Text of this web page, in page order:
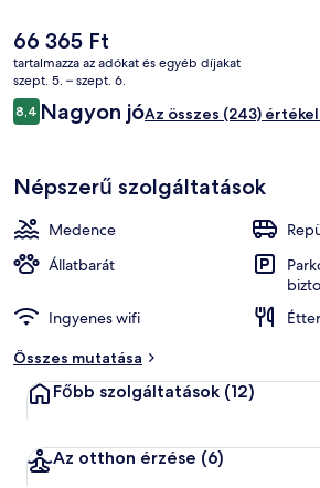
szauna és gyermekmedence jóvoltából még
imádják a hely következó jellemzőit:
A
jelenlegi
ár
66 365 Ft
66 365 Ft
tartalmazza az adókat és egyéb díjakat
szept. 5. – szept. 6.
Értékelések
8,48,4 ennyiből: 10
Nagyon jóAz összes (243)
Népszerű szolgáltatások
Medence
Állatbarát
Ingyenes wifi
Összes mutatása
Főbb szolgáltatások (12)
Az otthon érzése (6)